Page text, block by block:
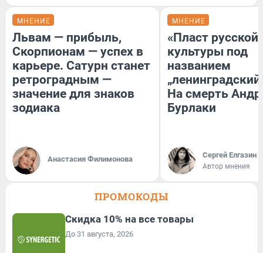
МНЕНИЕ
Львам — прибыль,
Скорпионам — успех в
карьере. Сатурн станет
ретроградным —
значение для знаков
зодиака
Анастасия Филимонова
МНЕНИЕ
«Пласт русской
культуры под
названием
На смерть
Бурлаки
Сергей Елгазин
Автор мнения
ПРОМОКОДЫ
Скидка 10% на все товары
До 31 августа, 2026